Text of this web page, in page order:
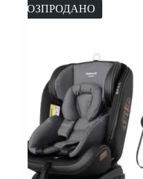
РОЗПРОДАНО